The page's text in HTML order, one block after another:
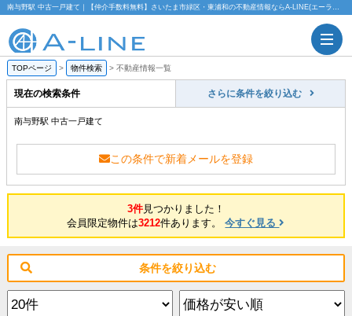
南与野駅 中古一戸建て｜【仲介手数料無料】さいたま市緑区・東浦和の不動産情報ならA-LINE(エーライン)
TOPページ > 物件検索 > 不動産情報一覧
現在の検索条件 さらに条件を絞り込む
南与野駅 中古一戸建て
この条件で新着メールを登録
3件見つかりました！
会員限定物件は3212件あります。今すぐ見る
条件を絞り込む